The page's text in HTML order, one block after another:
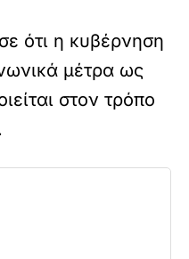
ότι η κυβέρνηση
μέτρα ως
στον τρόπο